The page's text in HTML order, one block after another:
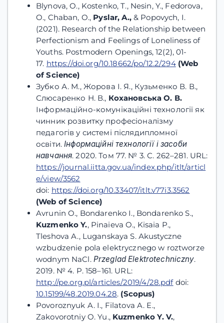
Blynova, O., Kostenko, T., Nesin, Y., Fedorova,
O., Chaban, O., Pyslar, A.,& Popovych, I.
(2021). Research of the Relationship between
Perfectionism and Feelings of Loneliness of
Youths. Postmodern Openings, 12(2), 01-
17. https://doi.org/10.18662/po/12.2/294 (Web
of Science)
Зубко А. М., Жорова І. Я., Кузьменко В. В.,
Слюсаренко Н. В., Кохановська О. В.
Інформаційно-комунікаційні технології як
чинник розвитку професіоналізму
педагогів у системі післядипломної
освіти.Інформаційні технології і засоби
навчання. 2020. Том 77. № 3. С. 262–281. URL:
https://journal.iitta.gov.ua/index.php/itlt/articl
e/view/3562
doi: https://doi.org/10.33407/itlt.v77i3.3562
(Web of Science)
Avrunin O., Bondarenko I., Bondarenko S.,
Kuzmenko Y., Pinaieva O., Kisaіa P.,
Tleshova A., Luganskaya S. Аkustyczne
wzbudzenie pola elektrycznego w roztworze
wodnym NaCl. Przeglad Elektrotechniczny.
2019. № 4. P. 158–161. URL:
http://pe.org.pl/articles/2019/4/28.pdfdoi:
10.15199/48.2019.04.28. (Scopus)
Povoroznyuk A. I., Filatova A. E.,
Zakovorotniy O. Yu., Kuzmenko Y.V.,